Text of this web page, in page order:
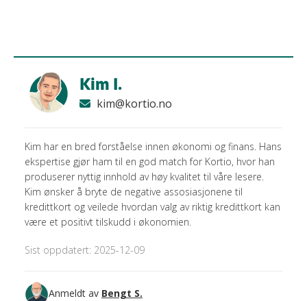
Kim I.
kim@kortio.no
Kim har en bred forståelse innen økonomi og finans. Hans
ekspertise gjør ham til en god match for Kortio, hvor han
produserer nyttig innhold av høy kvalitet til våre lesere.
Kim ønsker å bryte de negative assosiasjonene til
kredittkort og veilede hvordan valg av riktig kredittkort kan
være et positivt tilskudd i økonomien.
Sist oppdatert: 2025-12-09
Anmeldt av Bengt S.